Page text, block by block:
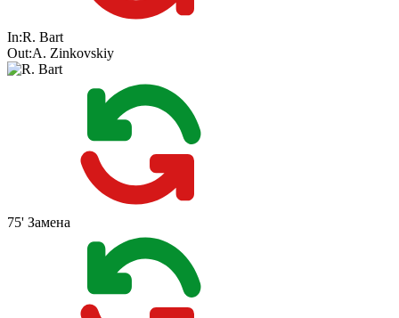
In:R. Bart
Out:A. Zinkovskiy
75' Замена